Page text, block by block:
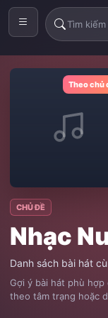
Theo chủ
CHỦ ĐỀ
Nhạc
Danh sách bài hát
Gợi ý bài hát phù
theo tâm trạng hoặc